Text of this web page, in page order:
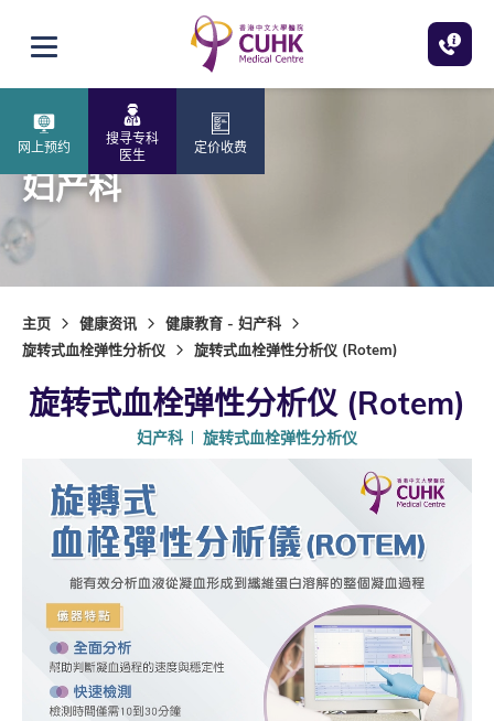
打开选单
网上预约
搜寻专科
医生
定价收费
妇产科
主页 健康资讯
健康教育 - 妇产科
旋转式血栓弹性分析仪
旋转式血栓弹性分析仪 (Rotem)
旋转式血栓弹性分析仪 (Rotem)
妇产科 旋转式血栓弹性分析仪